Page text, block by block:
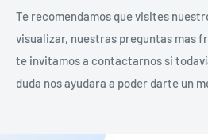
Te recomendamos que visites
visualizar, nuestras preguntas mas
te invitamos a contactarnos si
duda nos ayudara a poder darte un